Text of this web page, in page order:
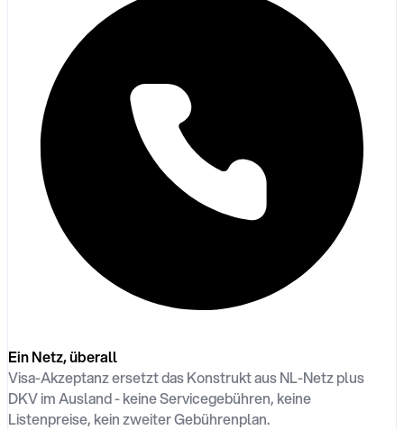
Ein Netz, überall
Visa-Akzeptanz ersetzt das Konstrukt aus NL-Netz plus
DKV im Ausland - keine Servicegebühren, keine
Listenpreise, kein zweiter Gebührenplan.